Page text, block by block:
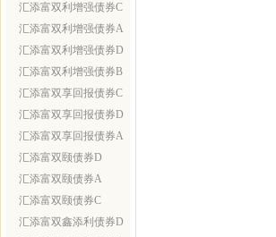
汇添富双利增强债券C
汇添富双利增强债券A
汇添富双利增强债券D
汇添富双利增强债券B
汇添富双享回报债券C
汇添富双享回报债券D
汇添富双享回报债券A
汇添富双颐债券D
汇添富双颐债券A
汇添富双颐债券C
汇添富双鑫添利债券D